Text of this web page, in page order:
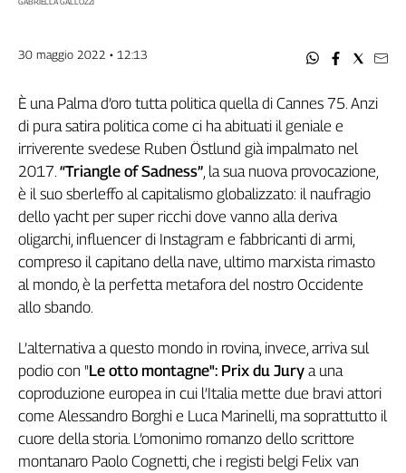
Flai
Fp
Slc
Spi
Inca
Caaf
Speciali
G8
di
Genova,
sangue
ragione
120
anni
Cgil
Collettiva
Academy
30 maggio 2022 • 12:13
È una Palma d’oro tutta politica quella di Cannes 75. Anzi
di pura satira politica come ci ha abituati il geniale e
irriverente svedese Ruben Östlund già impalmato nel
2017. “Triangle of Sadness” , la sua nuova provocazione,
è il suo sberleffo al capitalismo globalizzato: il naufragio
dello yacht per super ricchi dove vanno alla deriva
oligarchi, influencer di Instagram e fabbricanti di armi,
compreso il capitano della nave, ultimo marxista rimasto
al mondo, è la perfetta metafora del nostro Occidente
allo sbando.
L’alternativa a questo mondo in rovina, invece, arriva sul
podio con "Le otto montagne": Prix du Jury a una
coproduzione europea in cui l’Italia mette due bravi attori
come Alessandro Borghi e Luca Marinelli, ma soprattutto il
cuore della storia. L’omonimo romanzo dello scrittore
montanaro Paolo Cognetti, che i registi belgi Felix van